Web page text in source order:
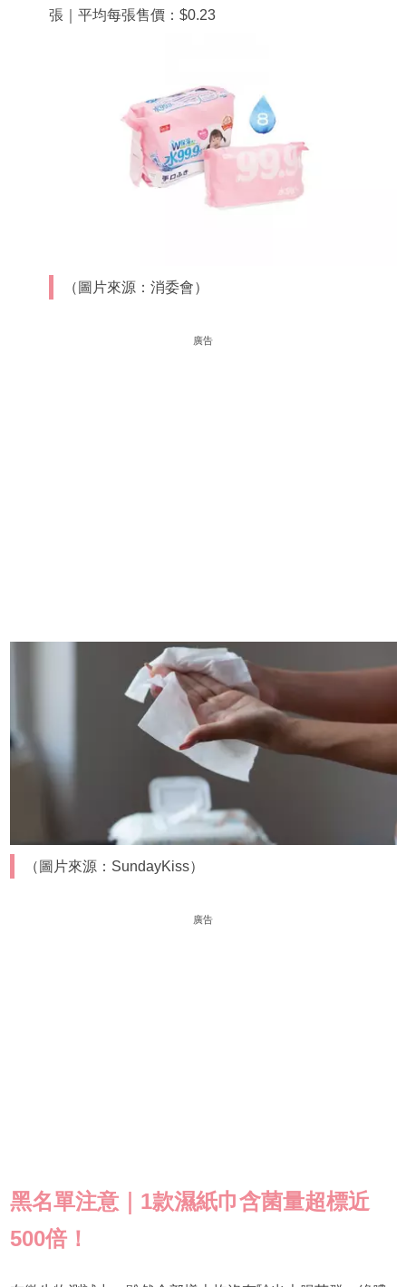
張｜平均每張售價：$0.23
（圖片來源：消委會）
廣告
（圖片來源：SundayKiss）
廣告
黑名單注意｜1款濕紙巾含菌量超標近
500倍！